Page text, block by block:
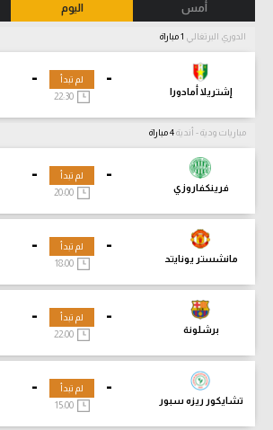
أمس اليوم
الدوري البرتغالي
-
إشتريلا أمادورا
- لم تبدأ
مباريات ودية - أندية
-
فرينكفاروزي
- لم تبدأ
-
مانشستر يونايتد
- لم تبدأ
18:00
-
برشلونة
- لم تبدأ
-
تشايكور ريزه سبور
- لم تبدأ
15:00